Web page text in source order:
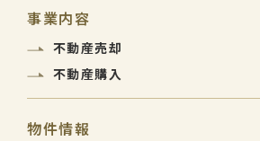
事業内容
不動産売却
不動産購入
物件情報